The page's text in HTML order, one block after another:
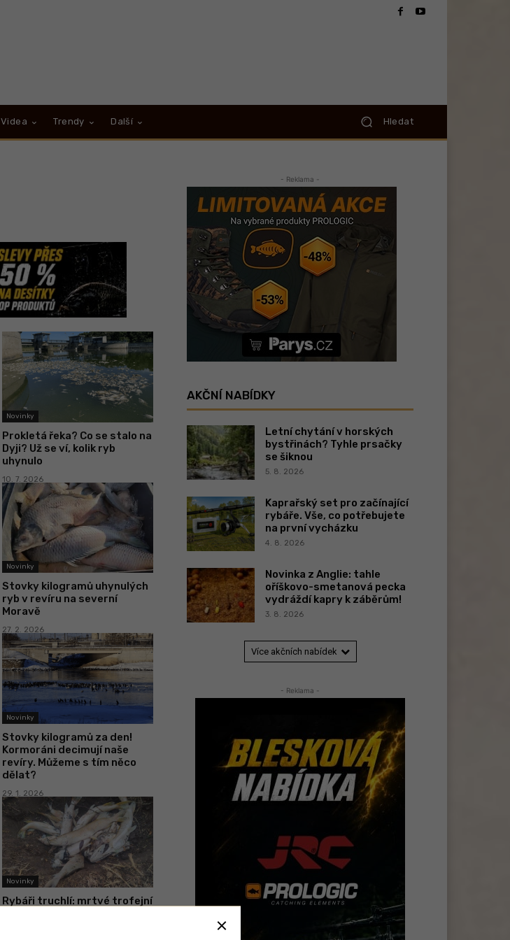
Videa Trendy Další Hledat
Novinky
Prokletá řeka? Co se stalo na
Dyji? Už se ví, kolik ryb
uhynulo
10. 7. 2026
Novinky
Stovky kilogramů uhynulých
ryb v revíru na severní
Moravě
27. 2. 2026
Novinky
Stovky kilogramů za den!
Kormoráni decimují naše
revíry. Můžeme s tím něco
dělat?
29. 1. 2026
Novinky
Rybáři truchlí: mrtvé trofejní
- Reklama -
AKČNÍ NABÍDKY
Letní chytání v horských
bystřinách? Tyhle prsačky
se šiknou
5. 8. 2026
Kaprařský set pro začínající
rybáře. Vše, co potřebujete
na první vycházku
4. 8. 2026
Novinka z Anglie: tahle
oříškovo-smetanová pecka
vydráždí kapry k záběrům!
3. 8. 2026
Více akčních nabídek
- Reklama -